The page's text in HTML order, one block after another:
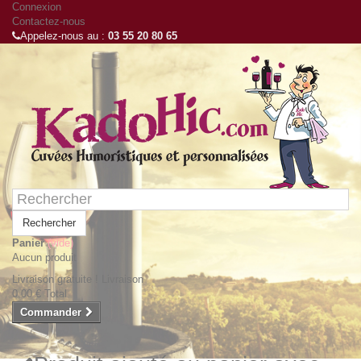
Connexion
Contactez-nous
Appelez-nous au : 03 55 20 80 65
Rechercher
Panier (vide)
Aucun produit
Livraison gratuite !
Livraison
0,00 € Total
Commander